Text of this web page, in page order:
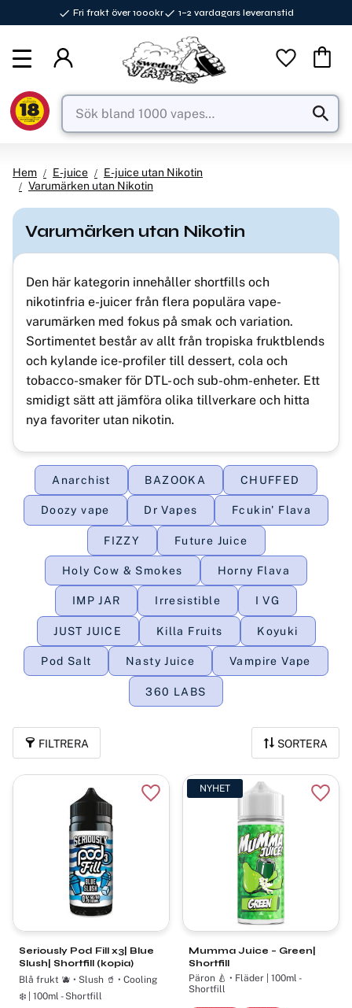
Fri frakt över 1000kr 1–2 vardagars leveranstid
Favoriter
Hem E-juice
E-juice utan Nikotin
Varumärken utan Nikotin
Varumärken utan Nikotin
Den här kategorin innehåller shortfills och
nikotinfria e-juicer från flera populära vape-
varumärken med fokus på smak och variation.
Sortimentet består av allt från tropiska fruktblends
och kylande ice-profiler till dessert, cola och
tobacco-smaker för DTL- och sub-ohm-enheter. Ett
smidigt sätt att jämföra olika tillverkare och hitta
nya favoriter utan nikotin.
Anarchist BAZOOKA CHUFFED
Doozy vape Dr Vapes Fcukin' Flava
FIZZY Future Juice
Holy Cow & Smokes Horny Flava
IMP JAR Irresistible I VG
JUST JUICE Killa Fruits Koyuki
Pod Salt Nasty Juice Vampire Vape
360 LABS
FILTRERA SORTERA
Seriously Pod Fill x3| Blue
Slush| Shortfill (kopia)
Blå frukt 🫐 • Slush 🥤 • Cooling
❄️ | 100ml - Shortfill
Lägg till i favoriter
Mumma Juice – Green|
Shortfill
Päron 🍐 • Fläder | 100ml -
Shortfill
NYHET